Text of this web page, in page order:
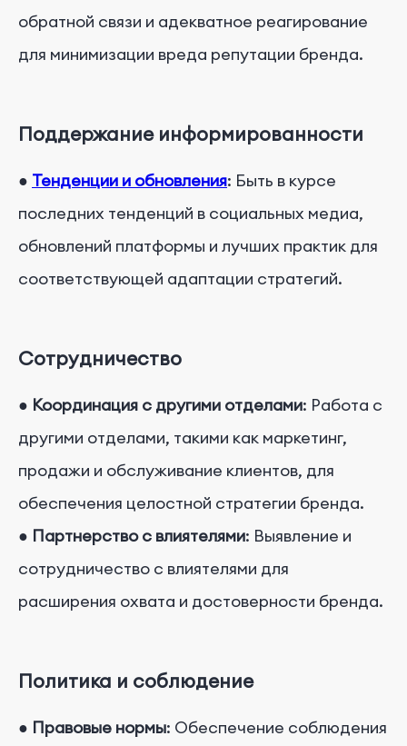
обратной связи и адекватное реагирование
для минимизации вреда репутации бренда.
Поддержание информированности
● Тенденции и обновления: Быть в курсе
последних тенденций в социальных медиа,
обновлений платформы и лучших практик для
соответствующей адаптации стратегий.
Сотрудничество
● Координация с другими отделами: Работа с
другими отделами, такими как маркетинг,
продажи и обслуживание клиентов, для
обеспечения целостной стратегии бренда.
● Партнерство с влиятелями: Выявление и
сотрудничество с влиятелями для
расширения охвата и достоверности бренда.
Политика и соблюдение
● Правовые нормы: Обеспечение соблюдения